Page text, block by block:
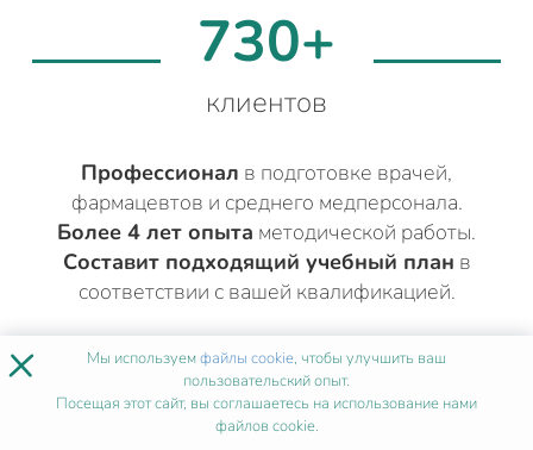
730+
клиентов
Профессионал в подготовке врачей,
фармацевтов и среднего медперсонала.
Более 4 лет опыта методической работы.
Составит подходящий учебный план в
соответствии с вашей квалификацией.
ДРУГИЕ МЕДИЦИНСКИЕ КУРСЫ
ДЛЯ ВРАЧЕЙВ
× Мы используемфайлы cookie, чтобы улучшить ваш
пользовательский опыт.
Посещая этот сайт, вы соглашаетесь на использование нами
файлов cookie.